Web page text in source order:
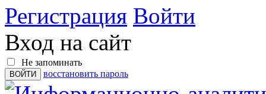
Регистрация Войти
Вход на сайт
Не запоминать
восстановить пароль